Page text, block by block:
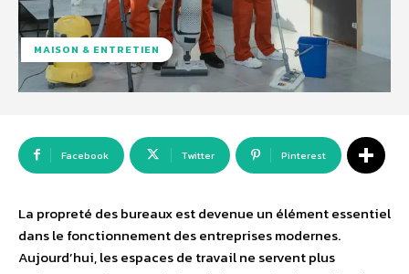
MAISON & ENTRETIEN
Facebook Twitter Pinterest
La propreté des bureaux est devenue un élément essentiel
dans le fonctionnement des entreprises modernes.
Aujourd’hui, les espaces de travail ne servent plus